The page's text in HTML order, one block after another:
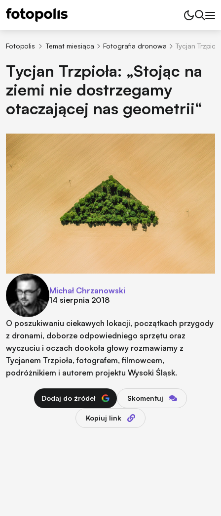
Fotopolis Temat miesiąca Fotografia dronowa Tycjan
Tycjan Trzpioła: „Stojąc na
ziemi nie dostrzegamy
otaczającej nas geometrii“
Michał Chrzanowski
14 sierpnia 2018
O poszukiwaniu ciekawych lokacji, początkach przygody
z dronami, doborze odpowiedniego sprzętu oraz
wyczuciu i oczach dookoła głowy rozmawiamy z
Tycjanem Trzpioła, fotografem, filmowcem,
podróżnikiem i autorem projektu Wysoki Śląsk.
Dodaj do źródeł Skomentuj
Kopiuj link